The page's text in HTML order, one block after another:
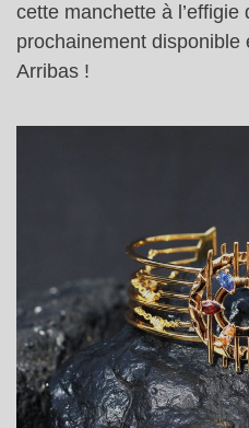
cette manchette à l’effigie
prochainement disponible
Arribas !